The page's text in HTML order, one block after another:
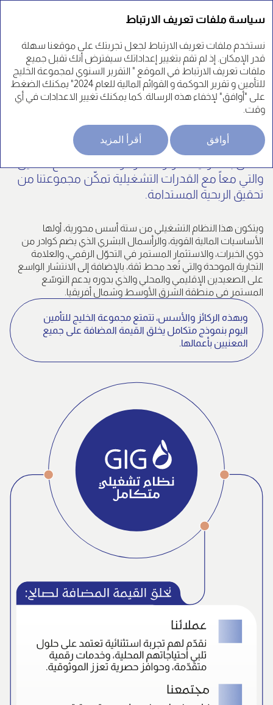
التقرير السنوي 24'
نموذج عمل المجموعة
يعتمد نموذج أعمالنا في مجموعة الخليج للتأمين على
نظام تشغيلي متين يعتمد على ركيزتين أساسيتين
والتي معاً مع القدرات التشغيلية تمكّن مجموعتنا من
تحقيق الربحية المستدامة.
ويتكون هذا النظام التشغيلي من ستة أسس محورية، أولها
الأساسيات المالية القوية، والرأسمال البشري الذي يضم كوادر من
ذوي الخبرات، والاستثمار المستمر في التحوّل الرقمي، والعلامة
التجارية الموحدة والتي تُعد محط ثقة، بالإضافة إلى الانتشار الواسع
على الصعيدين الإقليمي والمحلي والذي بدوره يدعم التوسّع
المستمر في منطقة الشرق الأوسط وشمال أفريقيا.
وبهذه الركائز والأسس، تتمتع مجموعة الخليج للتأمين
اليوم بنموذج متكامل يخلق القيمة المضافة على جميع
المعنيين بأعمالها.
سياسة ملفات تعريف الارتباط
نستخدم ملفات تعريف الارتباط لجعل تجربتك على موقعنا سهلة
قدر الإمكان. إذ لم تقم بتغيير إعداداتك سيفترض أنك تقبل جميع
ملفات تعريف الارتباط في الموقع " التقرير السنوي لمجموعة الخليج
للتأمين و تقرير الحوكمة و القوائم المالية للعام 2024" يمكنك الضغط
على "أوافق" لإخفاء هذه الرسالة. كما يمكنك تغيير الاعدادات في أي
وقت.
أوافق أقرأ المزيد